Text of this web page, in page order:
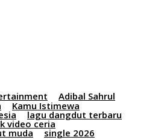
Adibal Sahrul
Kamu Istimewa
lagu dangdut terbaru
video ceria
muda single 2026